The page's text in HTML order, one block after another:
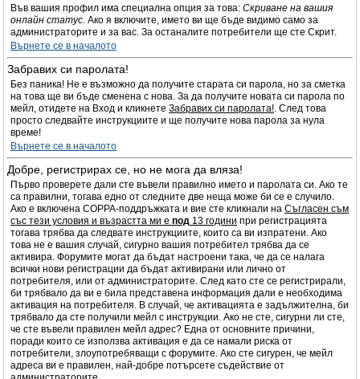
Във вашия профил има специална опция за това: Скриване на вашия
онлайн статус. Ако я включите, името ви ще бъде видимо само за
администраторите и за вас. За останалите потребители ще сте Скрит.
Върнете се в началото
Забравих си паролата!
Без паника! Не е възможно да получите старата си парола, но за сметка
на това ще ви бъде сменена с нова. За да получите новата си парола по
мейл, отидете на Вход и кликнете Забравих си паролата!. След това
просто следвайте инструкциите и ще получите нова парола за нула
време!
Върнете се в началото
Добре, регистрирах се, но не мога да вляза!
Първо проверете дали сте въвели правилно името и паролата си. Ако те
са правилни, тогава едно от следните две неща може би се е случило.
Ако е включена COPPA-поддръжката и вие сте кликнали на Съгласен съм
със тези условия и възрастта ми е под 13 години при регистрацията
тогава трябва да следвате инструкциите, които са ви изпратени. Ако
това не е вашия случай, сигурно вашия потребител трябва да се
активира. Форумите могат да бъдат настроени така, че да се налага
всички нови регистрации да бъдат активирани или лично от
потребителя, или от администраторите. След като сте се регистрирали,
би трябвало да ви е била представена информация дали е необходима
активация на потребителя. В случай, че активацията е задължителна, би
трябвало да сте получили мейл с инструкции. Ако не сте, сигурни ли сте,
че сте въвели правилен мейл адрес? Една от основните причини,
поради които се използва активация е да се намали риска от
потребители, злоупотребяващи с форумите. Ако сте сигурен, че мейл
адреса ви е правилен, най-добре потърсете съдействие от